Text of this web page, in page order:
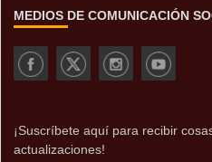
MEDIOS DE COMUNICACIÓN
¡Suscríbete aquí para recibir
actualizaciones!